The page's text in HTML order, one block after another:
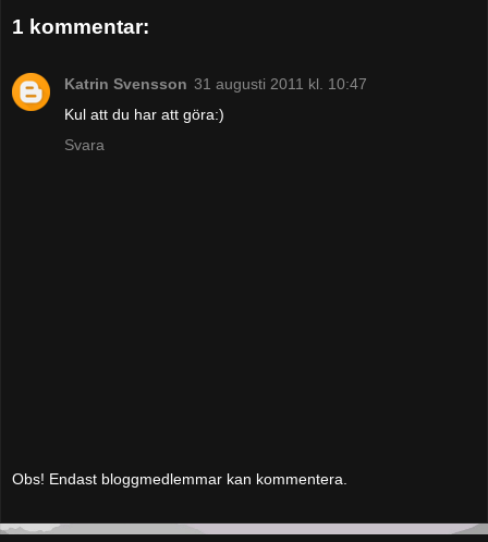
1 kommentar:
Katrin Svensson 31 augusti 2011 kl. 10:47
Kul att du har att göra:)
Svara
Obs! Endast bloggmedlemmar kan kommentera.